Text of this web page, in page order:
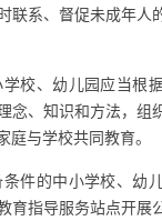
联系、督促未成年人
学校、幼儿园应当根
念、知识和方法，组
庭与学校共同教育。
条件的中小学校、幼
育指导服务站点开展